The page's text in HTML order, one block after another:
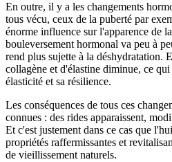
En outre, il y a les changements
tous vécu, ceux de la puberté par
énorme influence sur l'apparence de
bouleversement hormonal va peu à
rend plus sujette à la déshydratation.
collagène et d'élastine diminue, ce
élasticité et sa résilience.
Les conséquences de tous ces
connues : des rides apparaissent,
Et c'est justement dans ce cas que
propriétés raffermissantes et
de vieillissement naturels.